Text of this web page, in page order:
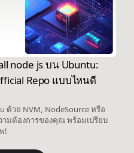
node js บน Ubuntu:
Repo แบบไหนดี
ด้วย NVM, NodeSource หรือ
ามต้องการของคุณ พร้อมเปรียบ
!